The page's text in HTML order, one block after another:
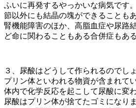
ふいに再発するやっかいな病気です
節以外にも結晶の塊ができることも
腎機能障害のほか、高脂血症や尿路
ど命に関わることもある合併症もあ
３、尿酸はどうして作られるのでし
プリン体といわれる物資が含まれて
体内で化学反応を起こして尿酸に変
尿酸はプリン体が捨てたゴミになり